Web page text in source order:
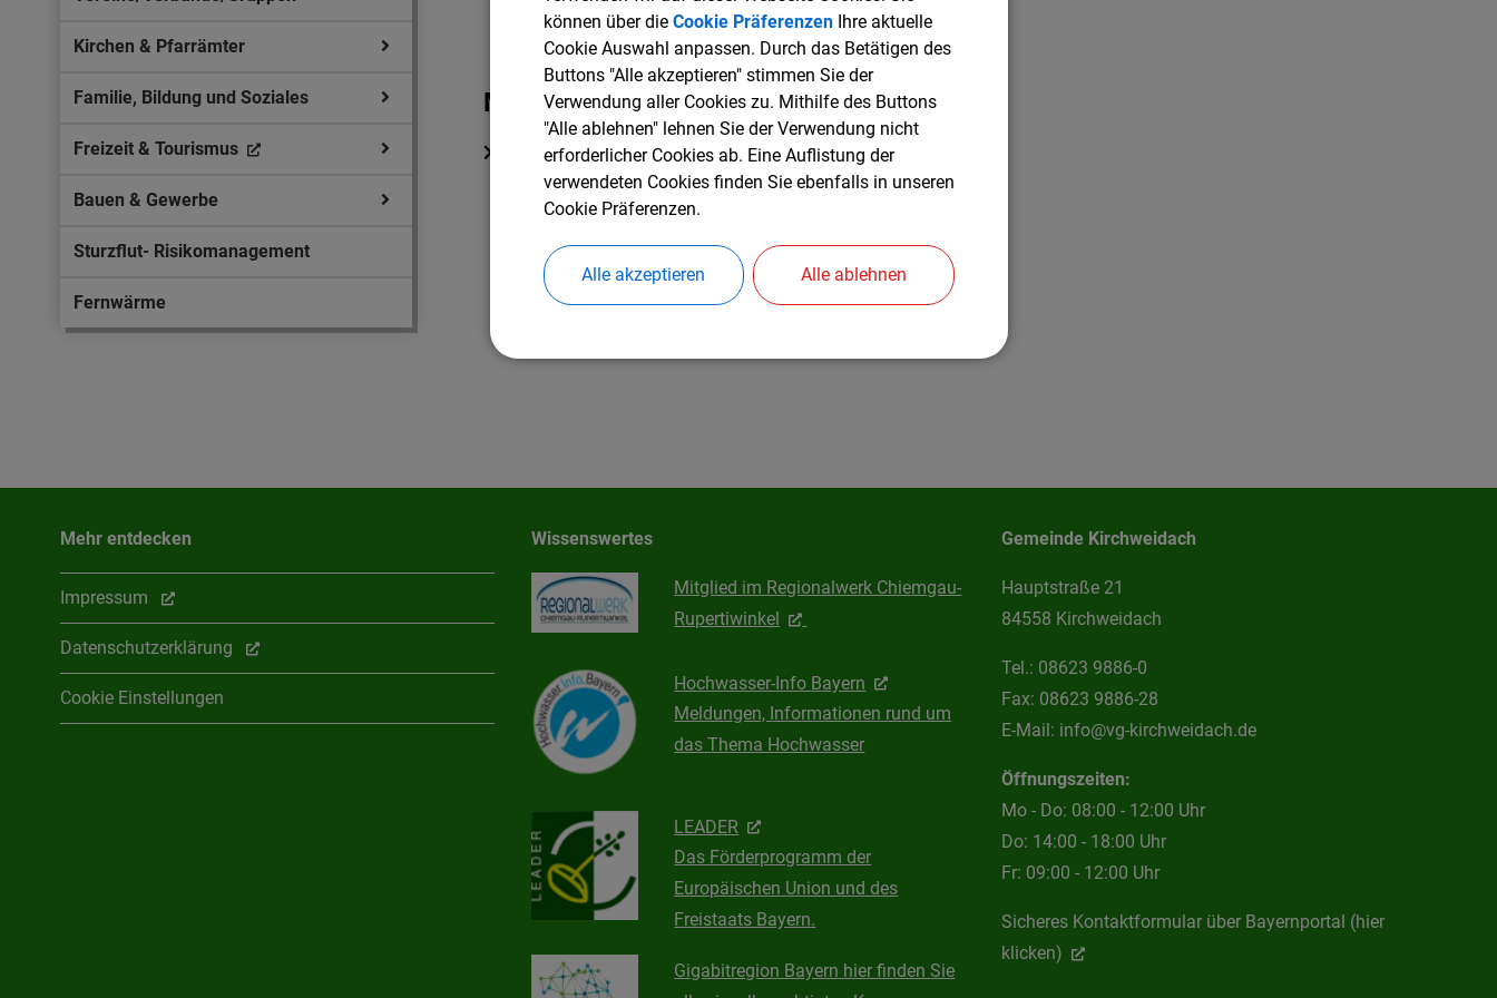
Kirchen & Pfarrämter
Familie, Bildung und Soziales
Freizeit & Tourismus
Bauen & Gewerbe
Sturzflut- Risikomanagement
Fernwärme
Mitglied
Wasserversorgung der Otting-Pallinger-Gruppe Kirchweidach
Mehr entdecken
Impressum
Datenschutzerklärung
Cookie Einstellungen
Wissenswertes
Mitglied im Regionalwerk Chiemgau-
Rupertiwinkel
Hochwasser-Info Bayern
Meldungen, Informationen rund um
das Thema Hochwasser
LEADER
Das Förderprogramm der
Europäischen Union und des
Freistaats Bayern.
Gigabitregion Bayern hier finden Sie
Gemeinde Kirchweidach
Hauptstraße 21
84558 Kirchweidach
Tel.: 08623 9886-0
Fax: 08623 9886-28
E-Mail: info@vg-kirchweidach.de
Öffnungszeiten:
Mo - Do: 08:00 - 12:00 Uhr
Do: 14:00 - 18:00 Uhr
Fr: 09:00 - 12:00 Uhr
Sicheres Kontaktformular über Bayernportal (hier
klicken)
können über die Cookie PräferenzenIhre aktuelle
Cookie Auswahl anpassen. Durch das Betätigen des
Buttons "Alle akzeptieren" stimmen Sie der
Verwendung aller Cookies zu. Mithilfe des Buttons
"Alle ablehnen" lehnen Sie der Verwendung nicht
erforderlicher Cookies ab. Eine Auflistung der
verwendeten Cookies finden Sie ebenfalls in unseren
Cookie Präferenzen.
Alle akzeptieren Alle ablehnen